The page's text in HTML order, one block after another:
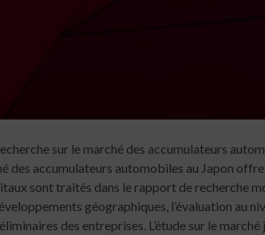
sur le marché des accumulateurs
des accumulateurs automobiles au Japon
sont traités dans le rapport de recherche
géographiques, l’évaluation au
des entreprises. L’étude sur le